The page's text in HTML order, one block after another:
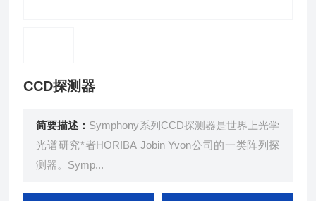
CCD探测器
简要描述： Symphony系列CCD探测器是世界上光学
光谱研究*者HORIBA Jobin Yvon公司的一类阵列探
测器。Symp...